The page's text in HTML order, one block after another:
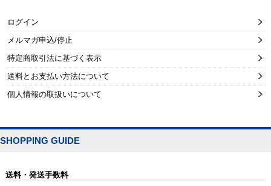
ログイン
メルマガ申込/停止
特定商取引法に基づく表示
送料とお支払い方法について
個人情報の取扱いについて
SHOPPING GUIDE
送料・発送手数料